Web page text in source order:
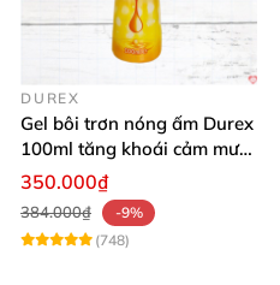
DUREX
Gel bôi trơn nóng ấm Durex
100ml tăng khoái cảm mượt
mà
350.000₫
384.000₫
-9%
(748)